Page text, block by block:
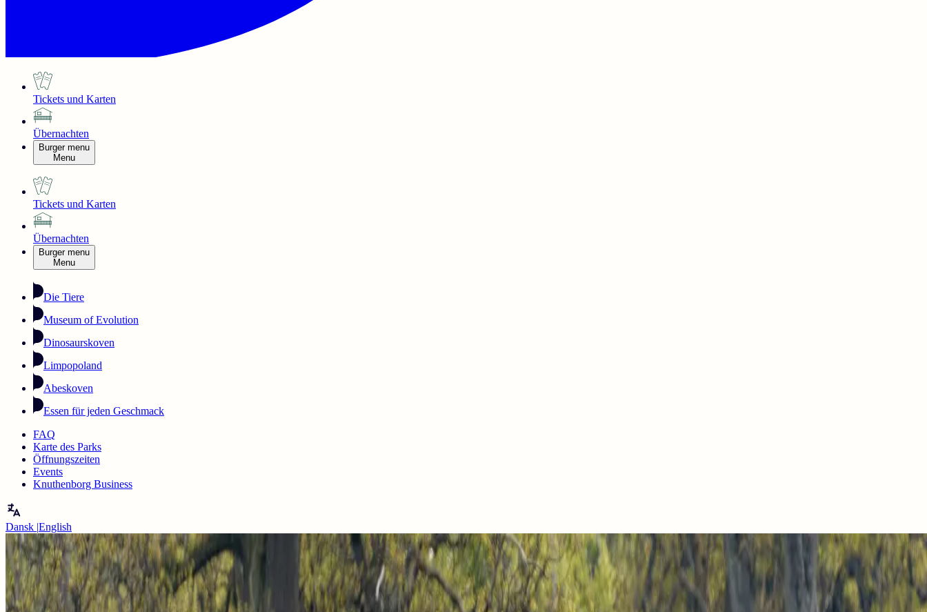
Tickets und Karten
Übernachten
Burger menu
Menu
Tickets und Karten
Übernachten
Burger menu
Menu
Die Tiere
Museum of Evolution
Dinosaurskoven
Limpopoland
Abeskoven
Essen für jeden Geschmack
FAQ
Karte des Parks
Öffnungszeiten
Events
Knuthenborg Business
Dansk |English